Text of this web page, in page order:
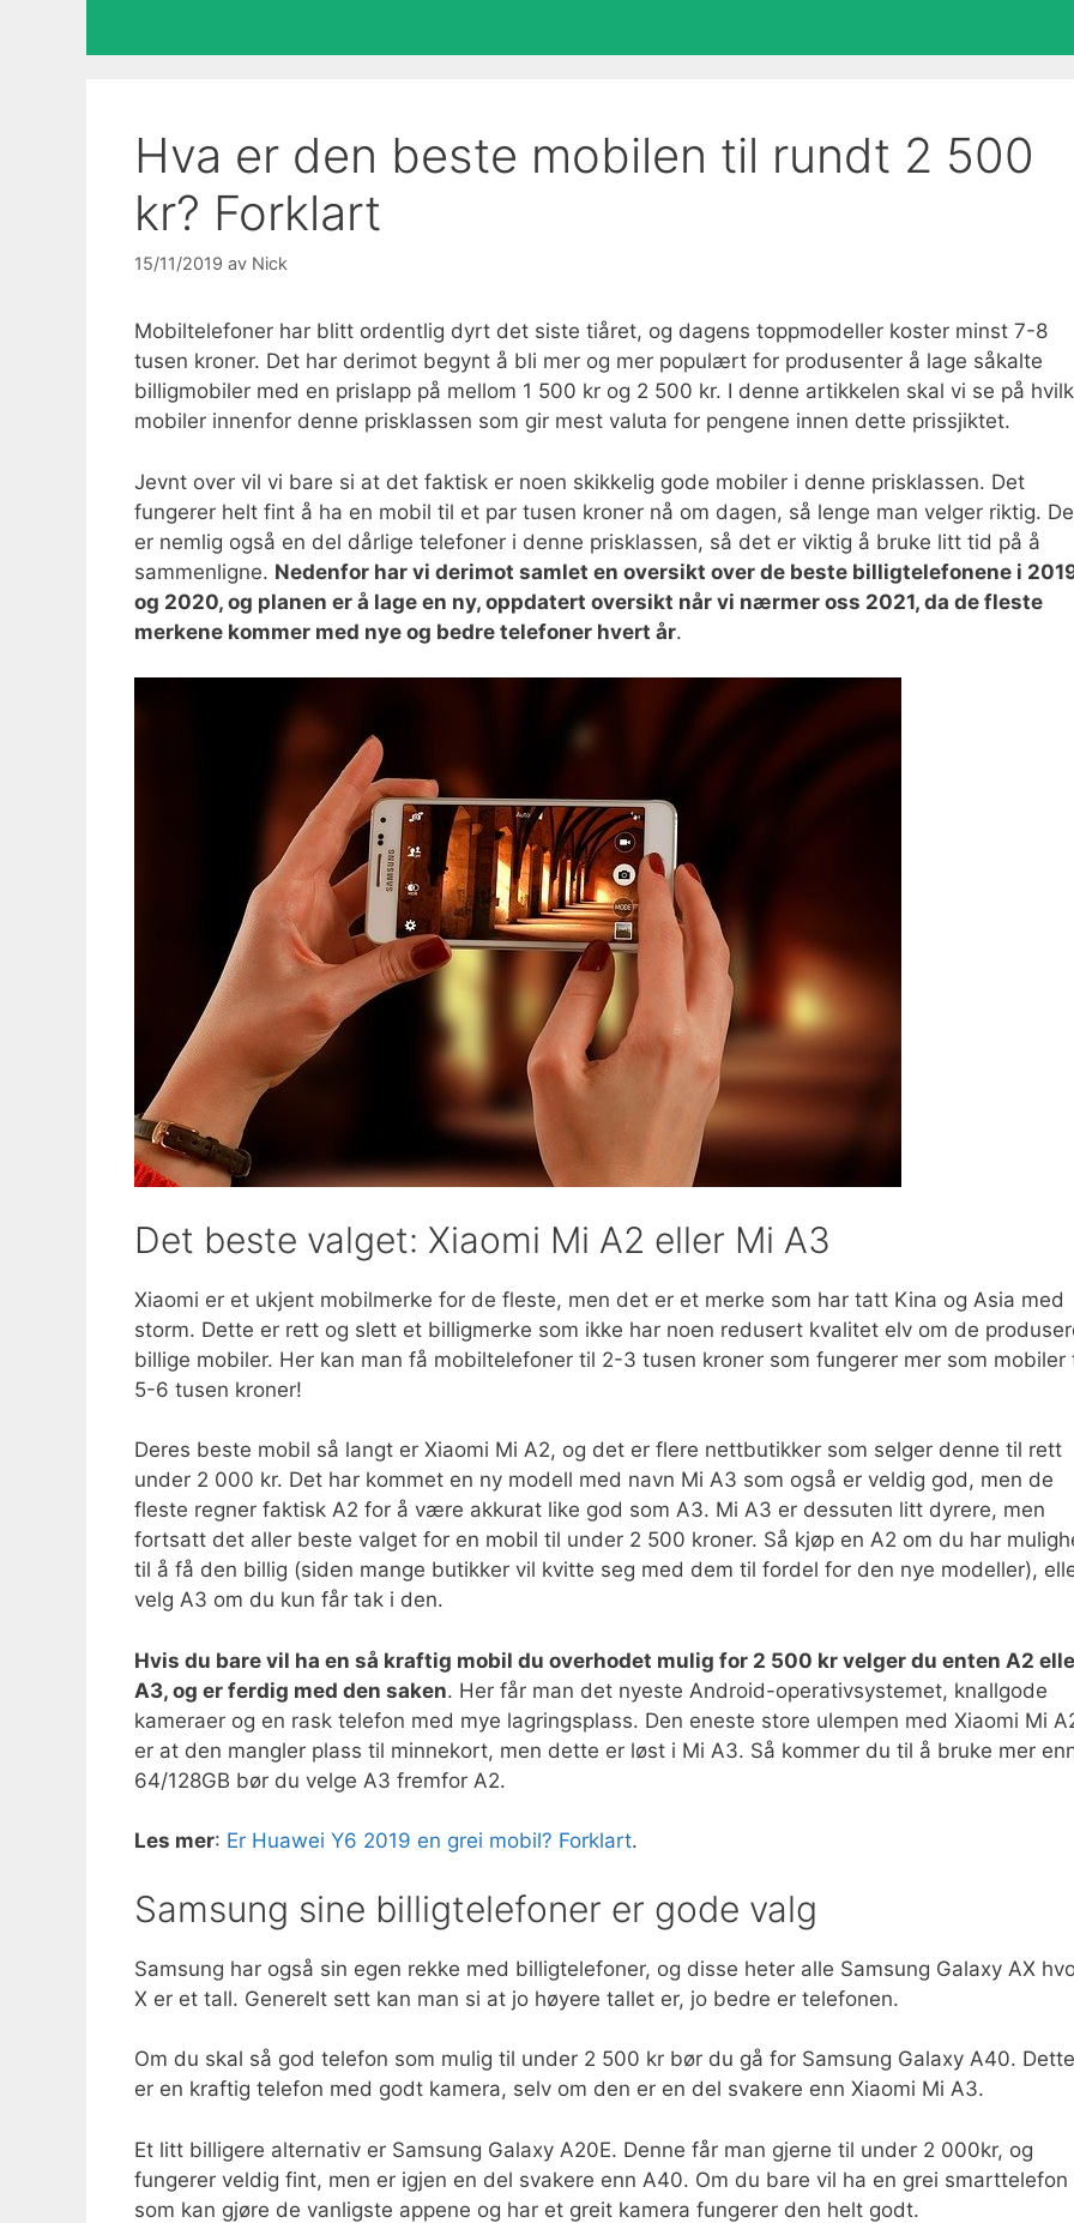
Hva er den beste mobilen til rundt 2 500
kr? Forklart
15/11/2019 av Nick
Mobiltelefoner har blitt ordentlig dyrt det siste tiåret, og dagens toppmodeller koster minst 7-8
tusen kroner. Det har derimot begynt å bli mer og mer populært for produsenter å lage såkalte
billigmobiler med en prislapp på mellom 1 500 kr og 2 500 kr. I denne artikkelen skal vi se på
mobiler innenfor denne prisklassen som gir mest valuta for pengene innen dette prissjiktet.
Jevnt over vil vi bare si at det faktisk er noen skikkelig gode mobiler i denne prisklassen. Det
fungerer helt fint å ha en mobil til et par tusen kroner nå om dagen, så lenge man velger riktig.
er nemlig også en del dårlige telefoner i denne prisklassen, så det er viktig å bruke litt tid på å
sammenligne. Nedenfor har vi derimot samlet en oversikt over de beste billigtelefonene i
og 2020, og planen er å lage en ny, oppdatert oversikt når vi nærmer oss 2021, da de fleste
merkene kommer med nye og bedre telefoner hvert år.
Det beste valget: Xiaomi Mi A2 eller Mi A3
Xiaomi er et ukjent mobilmerke for de fleste, men det er et merke som har tatt Kina og Asia med
storm. Dette er rett og slett et billigmerke som ikke har noen redusert kvalitet elv om de
billige mobiler. Her kan man få mobiltelefoner til 2-3 tusen kroner som fungerer mer som mobiler
5-6 tusen kroner!
Deres beste mobil så langt er Xiaomi Mi A2, og det er flere nettbutikker som selger denne til rett
under 2 000 kr. Det har kommet en ny modell med navn Mi A3 som også er veldig god, men de
fleste regner faktisk A2 for å være akkurat like god som A3. Mi A3 er dessuten litt dyrere, men
fortsatt det aller beste valget for en mobil til under 2 500 kroner. Så kjøp en A2 om du har
til å få den billig (siden mange butikker vil kvitte seg med dem til fordel for den nye modeller),
velg A3 om du kun får tak i den.
Hvis du bare vil ha en så kraftig mobil du overhodet mulig for 2 500 kr velger du enten A2
A3, og er ferdig med den saken. Her får man det nyeste Android-operativsystemet, knallgode
kameraer og en rask telefon med mye lagringsplass. Den eneste store ulempen med Xiaomi Mi
er at den mangler plass til minnekort, men dette er løst i Mi A3. Så kommer du til å bruke mer
64/128GB bør du velge A3 fremfor A2.
Les mer: Er Huawei Y6 2019 en grei mobil? Forklart.
Samsung sine billigtelefoner er gode valg
Samsung har også sin egen rekke med billigtelefoner, og disse heter alle Samsung Galaxy AX
X er et tall. Generelt sett kan man si at jo høyere tallet er, jo bedre er telefonen.
Om du skal så god telefon som mulig til under 2 500 kr bør du gå for Samsung Galaxy A40. Dette
er en kraftig telefon med godt kamera, selv om den er en del svakere enn Xiaomi Mi A3.
Et litt billigere alternativ er Samsung Galaxy A20E. Denne får man gjerne til under 2 000kr, og
fungerer veldig fint, men er igjen en del svakere enn A40. Om du bare vil ha en grei smarttelefon
som kan gjøre de vanligste appene og har et greit kamera fungerer den helt godt.